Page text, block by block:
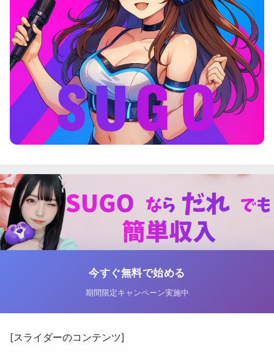
今すぐ無料で始める
期間限定キャンペーン実施中
[スライダーのコンテンツ]